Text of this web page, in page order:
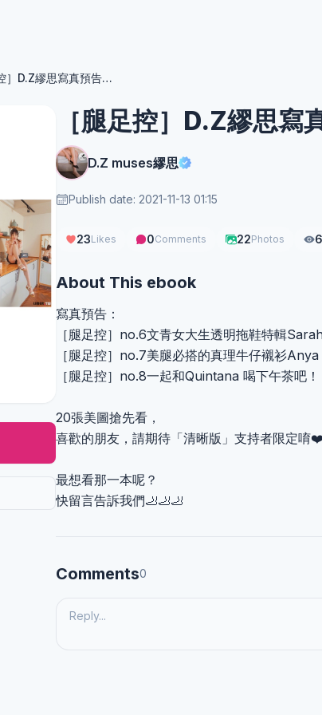
［腿足控］D.Z繆思寫真預告搶先看no.2
［腿足控］D.Z繆思
D.Z muses繆思
Publish date: 2021-11-13 01:15
23Likes 0Comments 22Photos
About This ebook
寫真預告：
［腿足控］no.6文青女大生透明拖鞋特輯
［腿足控］no.7美腿必搭的真理牛仔襯衫Anya
［腿足控］no.8一起和Quintana 喝下午茶吧！
20張美圖搶先看，
喜歡的朋友，請期待「清晰版」支持者限定
最想看那一本呢？
快留言告訴我們🦶🦶🦶
Comments0